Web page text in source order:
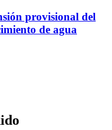
provisional del
de agua